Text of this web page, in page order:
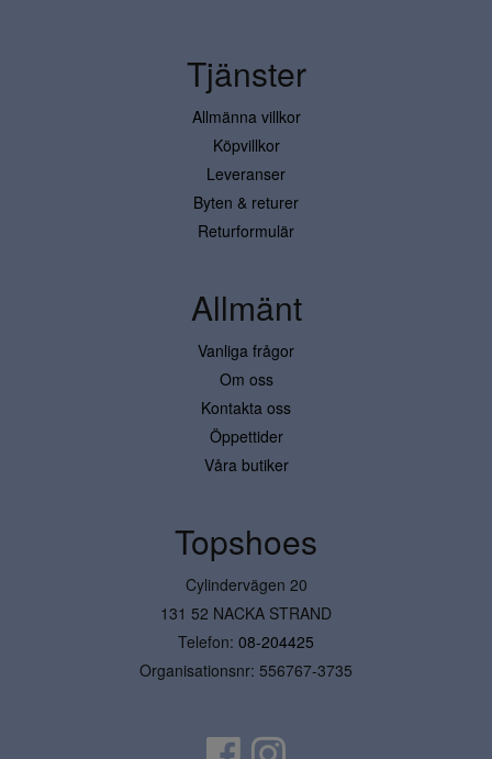
Tjänster
Allmänna villkor
Köpvillkor
Leveranser
Byten & returer
Returformulär
Allmänt
Vanliga frågor
Om oss
Kontakta oss
Öppettider
Våra butiker
Topshoes
Cylindervägen 20
131 52 NACKA STRAND
Telefon: 08-204425
Organisationsnr: 556767-3735